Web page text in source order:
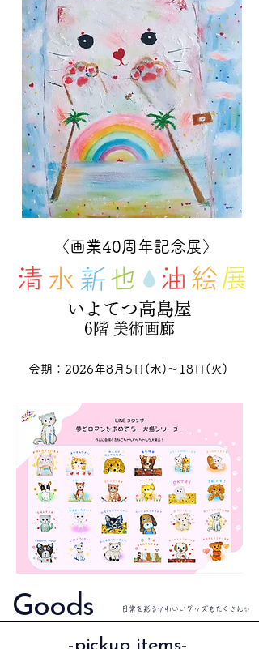
〈画業40周年記念展〉
いよてつ高島屋
6階 美術画廊
会期：2026年8月5日(水)〜18日(火)
Goods 日常を彩るかわいいグッズもたくさん✨